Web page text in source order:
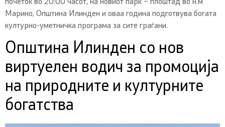
почеток во 20:00 часот, на новиот парк – плоштад во н.м
Марино, Општина Илинден и оваа година подготвува богата
културно-уметничка програма за сите граѓани.
Општина Илинден со нов
виртуелен водич за промоција
на природните и културните
богатства